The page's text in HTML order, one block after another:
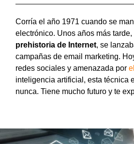
Corría el año 1971 cuando se
electrónico. Unos años más tarde,
prehistoria de Internet, se
campañas de email marketing.
redes sociales y amenazada por
inteligencia artificial, esta técnica
nunca. Tiene mucho futuro y te